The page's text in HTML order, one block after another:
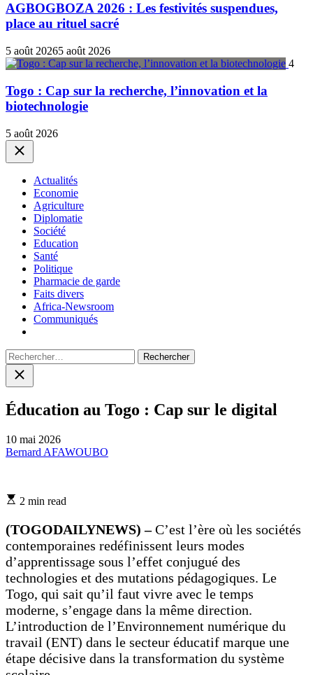
AGBOGBOZA 2026 : Les festivités suspendues,
place au rituel sacré
5 août 20265 août 2026
4
Togo : Cap sur la recherche, l’innovation et la
biotechnologie
5 août 2026
Close
Actualités
Economie
Agriculture
Diplomatie
Société
Education
Santé
Politique
Pharmacie de garde
Faits divers
Africa-Newsroom
Communiqués
Rechercher :
Close
search
Éducation au Togo : Cap sur le digital
10 mai 2026
Bernard AFAWOUBO
Estimated
time
2 min read
(TOGODAILYNEWS) –C’est l’ère où les sociétés
contemporaines redéfinissent leurs modes
d’apprentissage sous l’effet conjugué des
technologies et des mutations pédagogiques. Le
Togo, qui sait qu’il faut vivre avec le temps
moderne, s’engage dans la même direction.
L’introduction de l’Environnement numérique du
travail (ENT) dans le secteur éducatif marque une
étape décisive dans la transformation du système